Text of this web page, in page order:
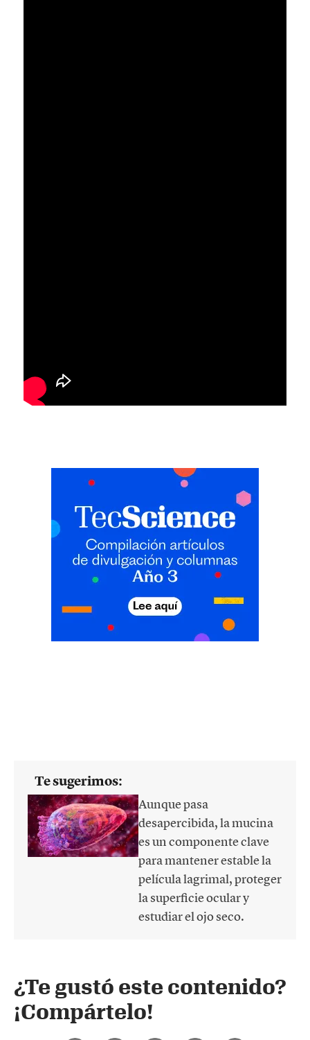
Te sugerimos:
Aunque pasa
desapercibida, la mucina
es un componente clave
para mantener estable la
película lagrimal, proteger
la superficie ocular y
estudiar el ojo seco.
¿Te gustó este contenido?
¡Compártelo!